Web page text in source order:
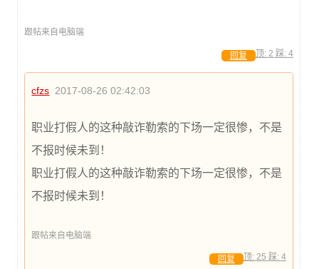
跟帖来自电脑端
顶: 2 踩: 4
回复
cfzs 2017-08-26 02:42:03
职业打假人的这种敲诈勒索的下场一定很惨，不是
不报时候未到！
职业打假人的这种敲诈勒索的下场一定很惨，不是
不报时候未到！
跟帖来自电脑端
顶: 25 踩: 4
回复